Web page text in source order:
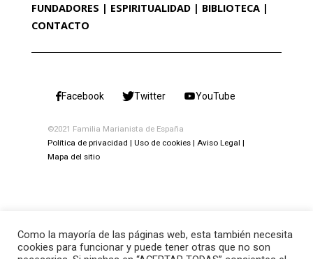
FUNDADORES ESPIRITUALIDAD
BIBLIOTECA
CONTACTO
Facebook Twitter YouTube
©2021 Familia Marianista de España
Política de privacidad
Uso de cookies
Aviso Legal
Mapa del sitio
Como la mayoría de las páginas web, esta también necesita
cookies para funcionar y puede tener otras que no son